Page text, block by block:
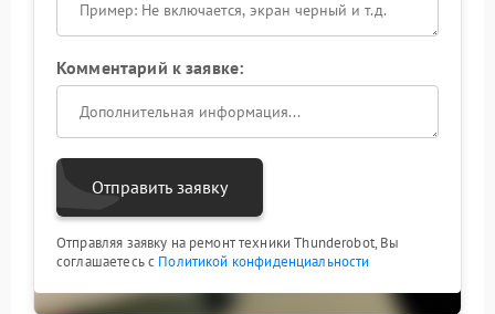
Комментарий к заявке:
Отправить заявку
Отправляя заявку на ремонт техники Thunderobot, Вы
соглашаетесь с Политикой конфиденциальности